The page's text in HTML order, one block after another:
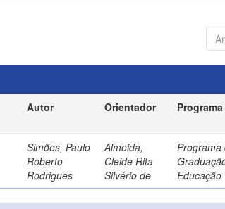
Autor Orientador Programa
Simões, Paulo
Roberto
Rodrigues
Almeida,
Cleide Rita
Silvério de
Programa
Educação